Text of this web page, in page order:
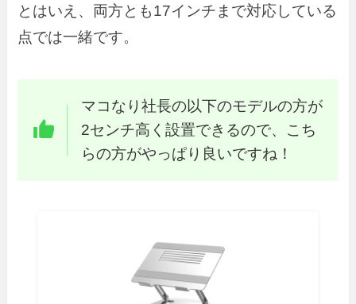
とはいえ、両方とも17インチまで対応している
点では一緒です。
マコなり社長の以下のモデルの方が
2センチ高く設置できるので、こち
らの方がやっぱり良いですね！